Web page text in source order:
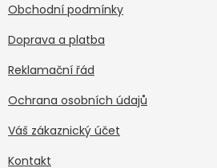
Obchodní podmínky
Doprava a platba
Reklamační řád
Ochrana osobních údajů
Váš zákaznický účet
Kontakt